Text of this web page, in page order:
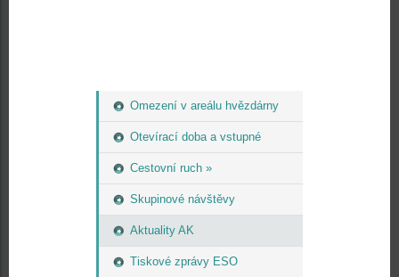
Omezení v areálu hvězdárny
Otevírací doba a vstupné
Cestovní ruch »
Skupinové návštěvy
Aktuality AK
Tiskové zprávy ESO